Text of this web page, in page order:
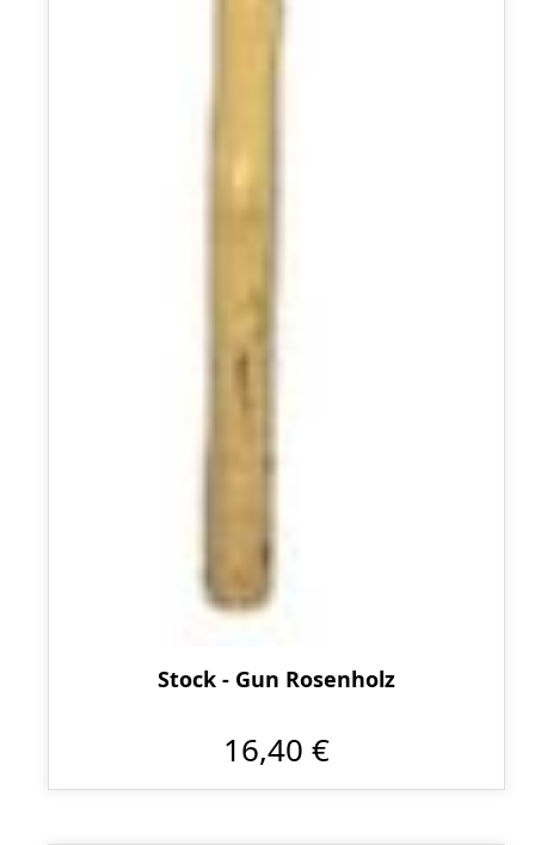
Stock - Gun Rosenholz
16,40 €